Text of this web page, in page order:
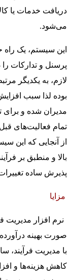
دریافت خدمات یا
می‌شود.
این سیستم، یک
پرسنل و تدارکات
لازم، به یکدیگر
بوده لذا سبب
مدیران شده و
تمام فعالیت‌های
از آنجایی که این
بالا و منطبق بر
پذیرش ساده تغییرات
مزایا
نرم افزار مدیریت
صورت بهینه
با مدیریت فرآیند،
کاهش هزینه‌ها و